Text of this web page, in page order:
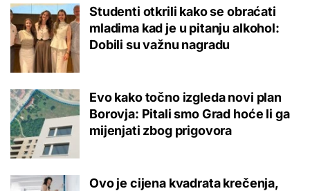
Studenti otkrili kako se obraćati
mladima kad je u pitanju alkohol:
Dobili su važnu nagradu
Evo kako točno izgleda novi plan
Borovja: Pitali smo Grad hoće li ga
mijenjati zbog prigovora
Ovo je cijena kvadrata krečenja,